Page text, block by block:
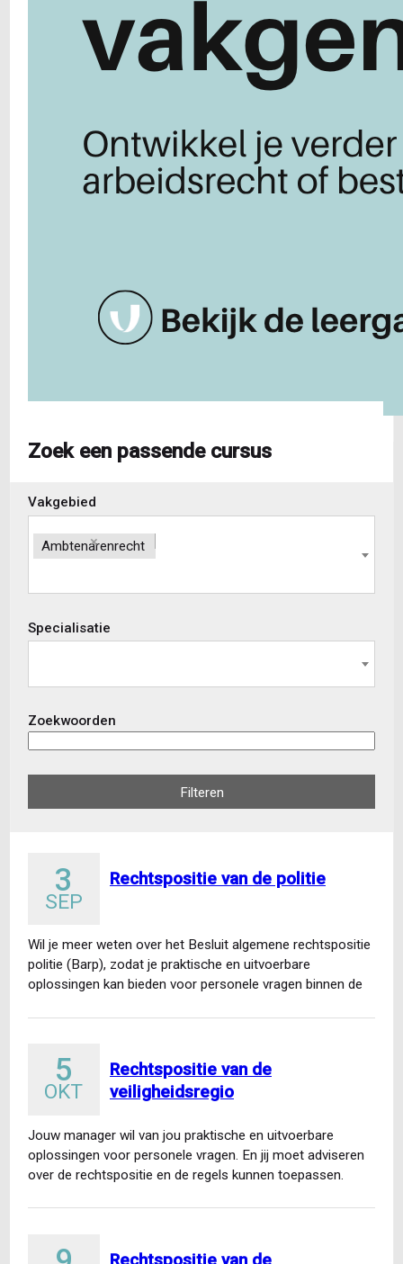
Zoek een passende cursus
to
view
results
Vakgebied
×
Ambtenarenrecht
Specialisatie
Zoekwoorden
Filteren
3
SEP
Rechtspositie van de politie
Wil je meer weten over het Besluit algemene rechtspositie
politie (Barp), zodat je praktische en uitvoerbare
oplossingen kan bieden voor personele vragen binnen de
5
OKT
Rechtspositie van de
veiligheidsregio
Jouw manager wil van jou praktische en uitvoerbare
oplossingen voor personele vragen. En jij moet adviseren
over de rechtspositie en de regels kunnen toepassen.
Rechtspositie van de